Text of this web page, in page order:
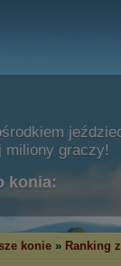
miliony graczy!
konia:
konie » Ranking